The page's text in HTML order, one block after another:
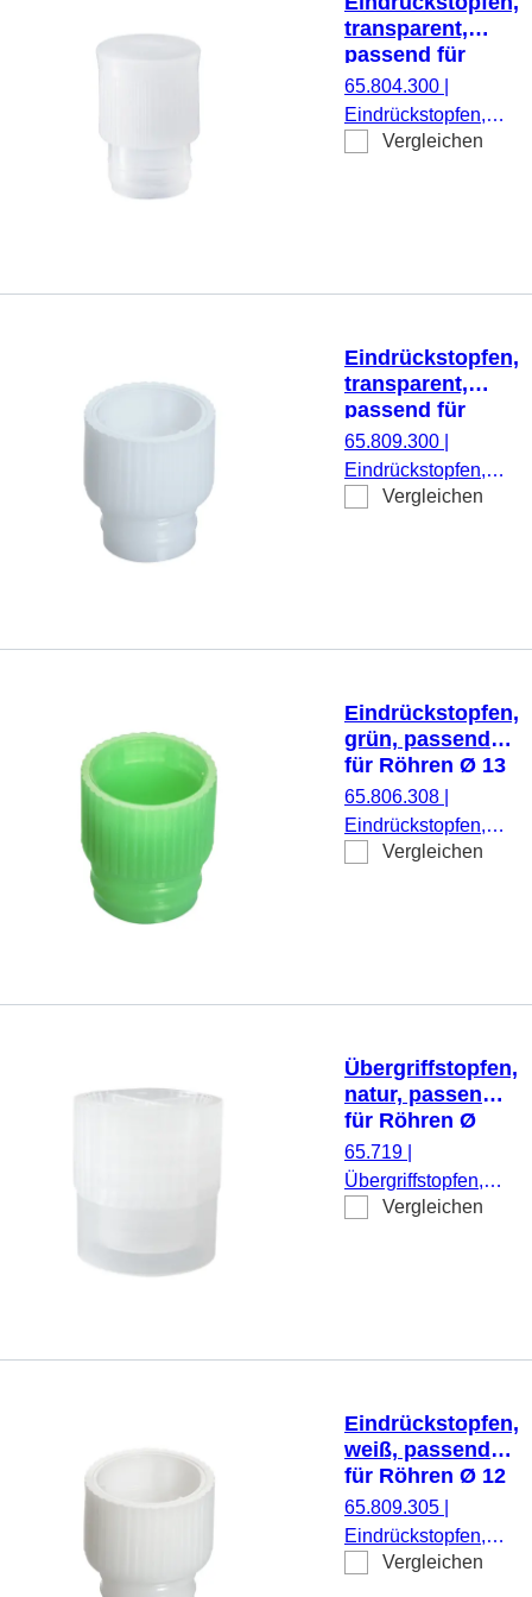
transparent,
passend für
Röhren Ø 14 mm
65.804.300
Eindrückstopfen,
transparent,
Vergleichen
Eindrückstopfen,
transparent,
passend für
Röhren Ø 12 mm
65.809.300
Eindrückstopfen,
transparent,
Vergleichen
Eindrückstopfen,
grün, passend
für Röhren Ø 13
mm
65.806.308
Eindrückstopfen,
grün, passend für
Vergleichen
Übergriffstopfen,
natur, passend
für Röhren Ø
11,5 und 12 mm
65.719
Übergriffstopfen,
natur, passend für
Vergleichen
Eindrückstopfen,
weiß, passend
für Röhren Ø 12
mm
65.809.305
Eindrückstopfen,
weiß, passend für
Vergleichen